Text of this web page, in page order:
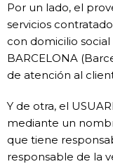
Por un lado, el
servicios
con domicilio social
BARCELONA
de atención al
Y de otra, el
mediante un
que tiene
responsable de la